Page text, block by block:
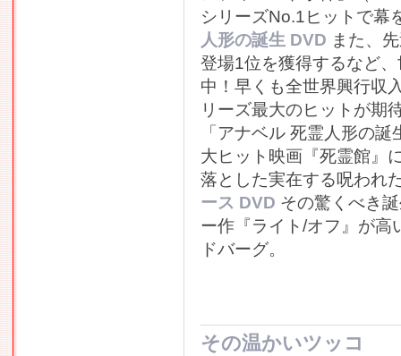
シリーズNo.1ヒットで幕
人形の誕生 DVD また、
登場1位を獲得するなど
中！早くも全世界興行収
リーズ最大のヒットが期
「アナベル 死霊人形の誕
大ヒット映画『死霊館』
落とした実在する呪われ
ース DVD その驚くべき
ー作『ライト/オフ』が高
ドバーグ。
その温かいツッコ